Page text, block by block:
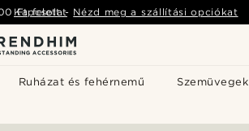
Ruházat és fehérnemű Szemüvegek
Ft felett- Nézd meg a szállítási opciókat
Kapcsolat